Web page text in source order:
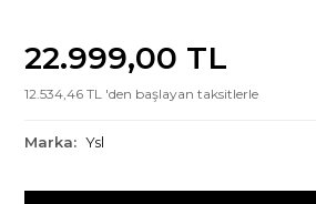
22.999,00 TL
12.534,46 TL 'den başlayan taksitlerle
Marka: Ysl